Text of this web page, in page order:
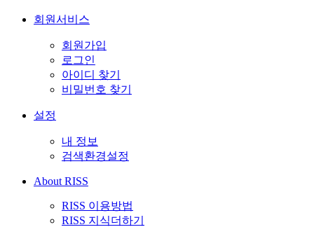
회원서비스
회원가입
로그인
아이디 찾기
비밀번호 찾기
설정
내 정보
검색환경설정
About RISS
RISS 이용방법
RISS 지식더하기